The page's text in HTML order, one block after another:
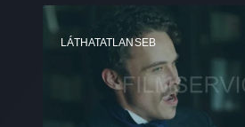
LÁTHATATLAN SEB